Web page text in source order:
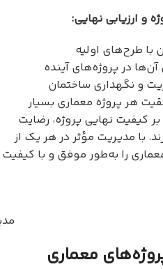
و ارزیابی نهایی:
با طرح‌های اولیه
در پروژه‌های آینده
و نگهداری ساختمان
هر پروژه معماری بسیار
کیفیت نهایی پروژه، رضایت
با مدیریت مؤثر در هر یک از
را به‌طور موفق و با کیفیت
معماری